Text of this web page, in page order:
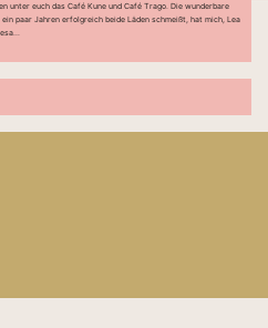
unter euch das Café Kune und Café Trago. Die wunderbare
paar Jahren erfolgreich beide Läden schmeißt, hat mich, Lea